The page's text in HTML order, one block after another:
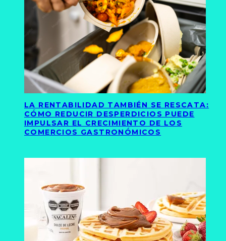
LA RENTABILIDAD TAMBIÉN SE RESCATA:
CÓMO REDUCIR DESPERDICIOS PUEDE
IMPULSAR EL CRECIMIENTO DE LOS
COMERCIOS GASTRONÓMICOS